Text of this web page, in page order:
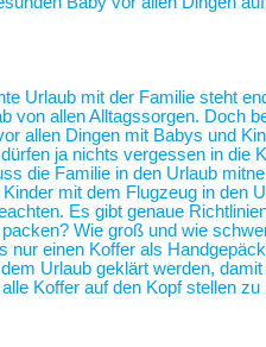
Urlaub mit der Familie steht
von allen Alltagssorgen. Doch
allen Dingen mit Babys und
ja nichts vergessen in die
die Familie in den Urlaub
mit dem Flugzeug in den
Es gibt genaue
Wie groß und wie
nur einen Koffer als
Urlaub geklärt werden,
Koffer auf den Kopf stellen